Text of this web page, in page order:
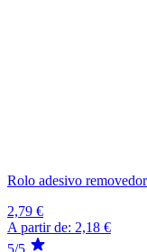
Rolo adesivo
2,79 €
A partir de: 2,18 €
5/5